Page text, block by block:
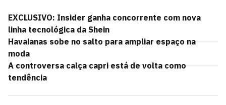
EXCLUSIVO: Insider ganha concorrente com nova
linha tecnológica da Shein
Havaianas sobe no salto para ampliar espaço na
moda
A controversa calça capri está de volta como
tendência